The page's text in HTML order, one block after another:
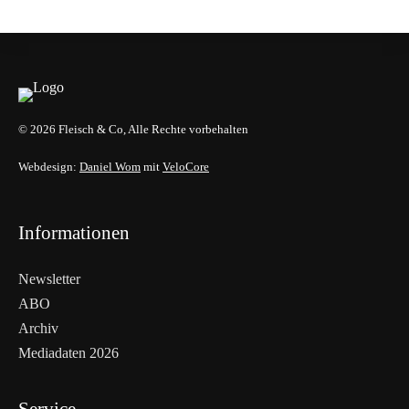
© 2026 Fleisch & Co, Alle Rechte vorbehalten
Webdesign: Daniel Wom mit VeloCore
Informationen
Newsletter
ABO
Archiv
Mediadaten 2026